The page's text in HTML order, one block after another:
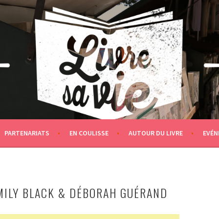
PARTENARIATS EN COULISSE AUTOUR DU LIVRE
BLACK & DÉBORAH GUÉRAND